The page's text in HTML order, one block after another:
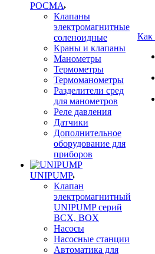
РОСМА
Клапаны
электромагнитные
соленоидные
Краны и клапаны
Манометры
Термометры
Термоманометры
Разделители сред
для манометров
Реле давления
Датчики
Дополнительное
оборудование для
приборов
UNIPUMP
Клапан
электромагнитный
UNIPUMP серий
BCX, BOX
Насосы
Насосные станции
Автоматика для
Как